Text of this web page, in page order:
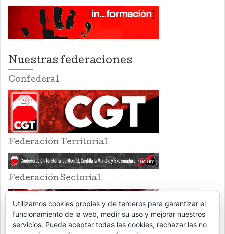
Nuestras federaciones
Confederal
Federación Territorial
Federación Sectorial
Utilizamos cookies propias y de terceros para garantizar el
funcionamiento de la web, medir su uso y mejorar nuestros
servicios. Puede aceptar todas las cookies, rechazar las no